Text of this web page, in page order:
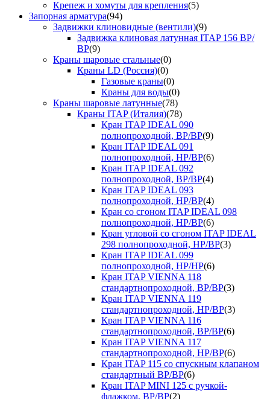
Крепеж и хомуты для крепления(5)
Запорная арматура(94)
Задвижки клиновидные (вентили)(9)
Задвижка клиновая латунная ITAP 156 ВР/
ВР(9)
Краны шаровые стальные(0)
Краны LD (Россия)(0)
Газовые краны(0)
Краны для воды(0)
Краны шаровые латунные(78)
Краны ITAP (Италия)(78)
Кран ITAP IDEAL 090
полнопроходной, ВР/ВР(9)
Кран ITAP IDEAL 091
полнопроходной, НР/ВР(6)
Кран ITAP IDEAL 092
полнопроходной, ВР/ВР(4)
Кран ITAP IDEAL 093
полнопроходной, НР/ВР(4)
Кран со сгоном ITAP IDEAL 098
полнопроходной, НР/ВР(6)
Кран угловой со сгоном ITAP IDEAL
298 полнопроходной, НР/ВР(3)
Кран ITAP IDEAL 099
полнопроходной, НР/НР(6)
Кран ITAP VIENNA 118
стандартнопроходной, ВР/ВР(3)
Кран ITAP VIENNA 119
стандартнопроходной, НР/ВР(3)
Кран ITAP VIENNA 116
стандартнопроходной, ВР/ВР(6)
Кран ITAP VIENNA 117
стандартнопроходной, НР/ВР(6)
Кран ITAP 115 со спускным клапаном
стандартный ВР/ВР(6)
Кран ITAP MINI 125 с ручкой-
флажком, ВР/ВР(2)